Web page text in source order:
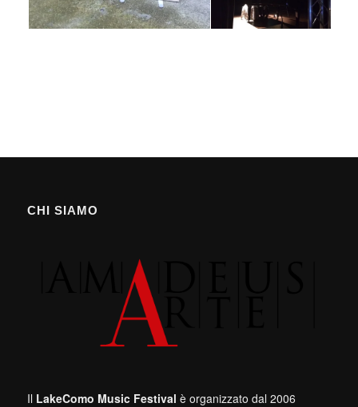
CHI SIAMO
Il LakeComo Music Festival è organizzato dal 2006